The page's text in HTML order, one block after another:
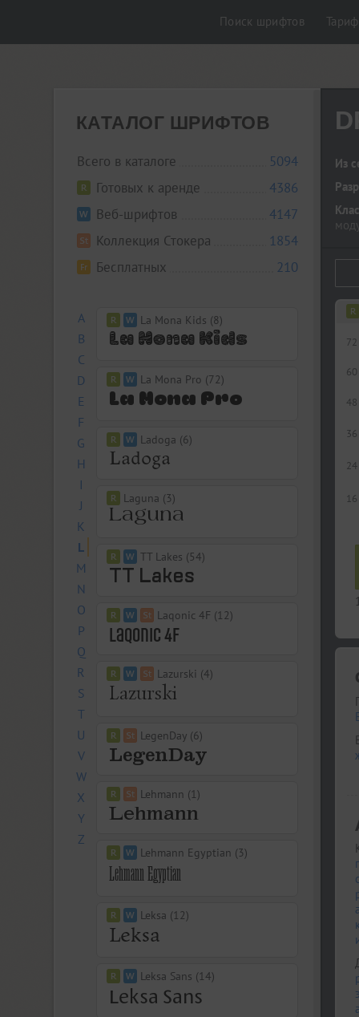
Поиск шрифтов
КАТАЛОГ ШРИФТОВ
Всего в каталоге
5094
Готовых к аренде
4386
Веб-шрифтов
4147
Коллекция Стокера
1854
Бесплатных
210
A
B
C
D
E
F
G
H
I
J
K
L
M
N
O
P
Q
R
S
T
U
V
W
X
Y
Z
La Mona Kids (8)
La Mona Pro (72)
Ladoga (6)
Laguna (3)
TT Lakes (54)
Laqonic 4F (12)
Lazurski (4)
LegenDay (6)
Lehmann (1)
Lehmann Egyptian (3)
Leksa (12)
Leksa Sans (14)
Из